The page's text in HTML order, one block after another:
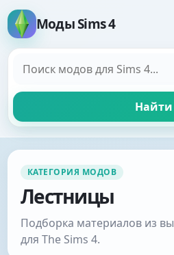
Моды Sims 4
Найти
КАТЕГОРИЯ МОДОВ
Лестницы
Подборка материалов из
для The Sims 4.